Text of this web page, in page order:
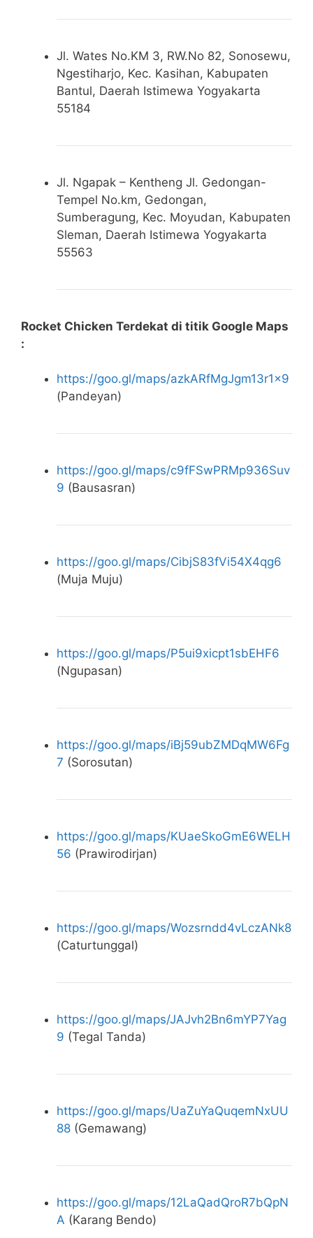
Jl. Wates No.KM 3, RW.No 82, Sonosewu,
Ngestiharjo, Kec. Kasihan, Kabupaten
Bantul, Daerah Istimewa Yogyakarta
55184
Jl. Ngapak – Kentheng Jl. Gedongan-
Tempel No.km, Gedongan,
Sumberagung, Kec. Moyudan, Kabupaten
Sleman, Daerah Istimewa Yogyakarta
55563
Rocket Chicken Terdekat di titik Google Maps
:
https://goo.gl/maps/azkARfMgJgm13r1x9
(Pandeyan)
https://goo.gl/maps/c9fFSwPRMp936Suv
9 (Bausasran)
https://goo.gl/maps/CibjS83fVi54X4qg6
(Muja Muju)
https://goo.gl/maps/P5ui9xicpt1sbEHF6
(Ngupasan)
https://goo.gl/maps/iBj59ubZMDqMW6Fg
7 (Sorosutan)
https://goo.gl/maps/KUaeSkoGmE6WELH
56 (Prawirodirjan)
https://goo.gl/maps/Wozsrndd4vLczANk8
(Caturtunggal)
https://goo.gl/maps/JAJvh2Bn6mYP7Yag
9 (Tegal Tanda)
https://goo.gl/maps/UaZuYaQuqemNxUU
88 (Gemawang)
https://goo.gl/maps/12LaQadQroR7bQpN
A (Karang Bendo)